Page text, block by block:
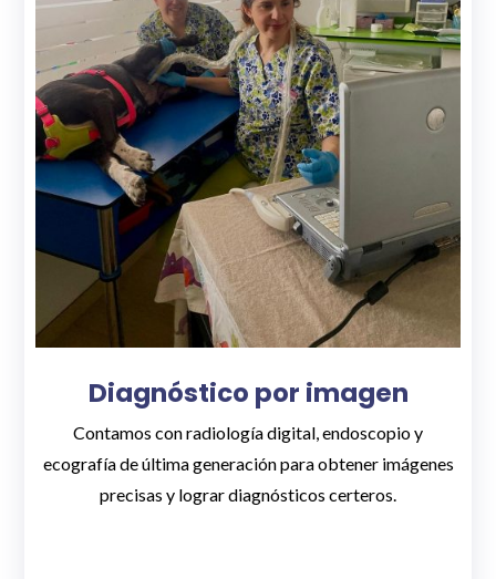
Diagnóstico por imagen
Contamos con radiología digital, endoscopio y
ecografía de última generación para obtener imágenes
precisas y lograr diagnósticos certeros.